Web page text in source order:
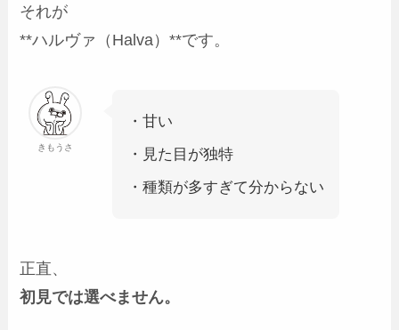
それが
**ハルヴァ（Halva）**です。
きもうさ
・甘い
・見た目が独特
・種類が多すぎて分からない
正直、
初見では選べません。